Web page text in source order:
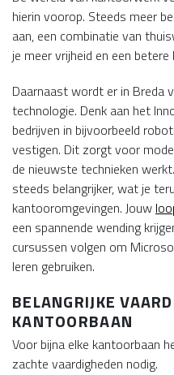
hierin voorop. Steeds meer
aan, een combinatie van
je meer vrijheid en een
Daarnaast wordt er in Breda
technologie. Denk aan het
bedrijven in bijvoorbeeld
vestigen. Dit zorgt voor
de nieuwste technieken
steeds belangrijker, wat je
kantooromgevingen. Jouw
een spannende wending
cursussen volgen om
leren gebruiken.
BELANGRIJKE
KANTOORBAAN
Voor bijna elke kantoorbaan
zachte vaardigheden nodig.